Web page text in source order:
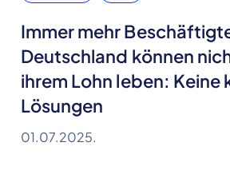
Immer mehr
Deutschland können
ihrem Lohn leben: Keine
Lösungen
01.07.2025.